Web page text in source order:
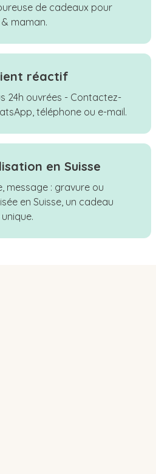
de cadeaux pour
maman.
réactif
24h ouvrées - Contactez-
téléphone ou e-mail.
en Suisse
message : gravure ou
en Suisse, un cadeau